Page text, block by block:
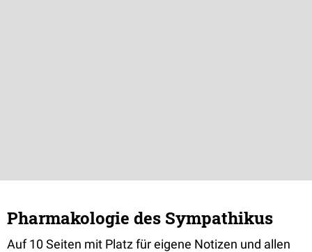
Pharmakologie des Sympathikus
Auf 10 Seiten mit Platz für eigene Notizen und allen